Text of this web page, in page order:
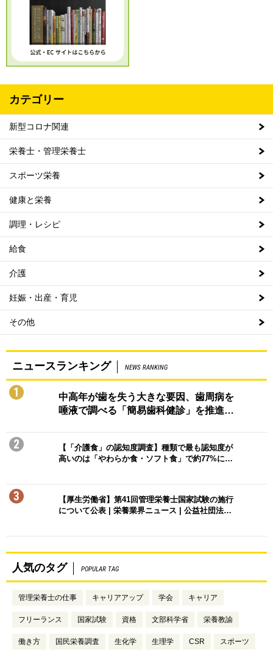
カテゴリー
新型コロナ関連
栄養士・管理栄養士
スポーツ栄養
健康と栄養
調理・レシピ
給食
介護
妊娠・出産・育児
その他
ニュースランキング NEWS RANKING
1
中高年が歯を失う大きな要因、歯周病を
唾液で調べる「簡易歯科健診」を推進…
2
【「介護食」の認知度調査】種類で最も認知度が
高いのは「やわらか食・ソフト食」で約77%に…
3
【厚生労働省】第41回管理栄養士国家試験の施行
について公表 | 栄養業界ニュース | 公益社団法…
人気のタグ POPULAR TAG
管理栄養士の仕事 キャリアアップ 学会 キャリア
フリーランス 国家試験 資格 文部科学省 栄養教諭
働き方 国民栄養調査 生化学 生理学 CSR スポーツ